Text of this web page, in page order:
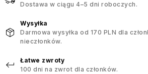
Dostawa w ciągu 4–5 dni roboczych.
Wysyłka
Darmowa wysyłka od 170 PLN dla
nieczłonków.
Łatwe zwroty
100 dni na zwrot dla członków.